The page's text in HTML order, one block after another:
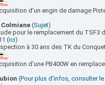
d'un engin de damage
Colmiane (Sujet)
pour le remplacement du TSF3
(ici)
à 30 ans des TK du
d'une PB400W en
(Pour plus d'infos, consulter